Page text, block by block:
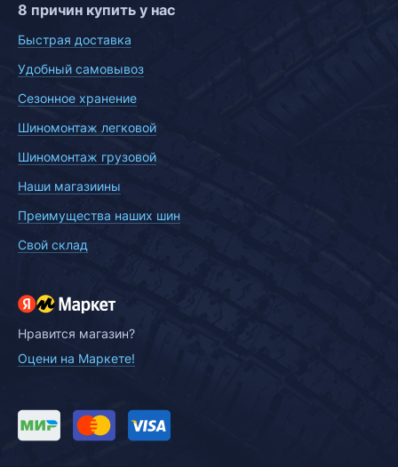
8 причин купить у нас
Быстрая доставка
Удобный самовывоз
Сезонное хранение
Шиномонтаж легковой
Шиномонтаж грузовой
Наши магазиины
Преимущества наших шин
Свой склад
Нравится магазин?
Оцени на Маркете!